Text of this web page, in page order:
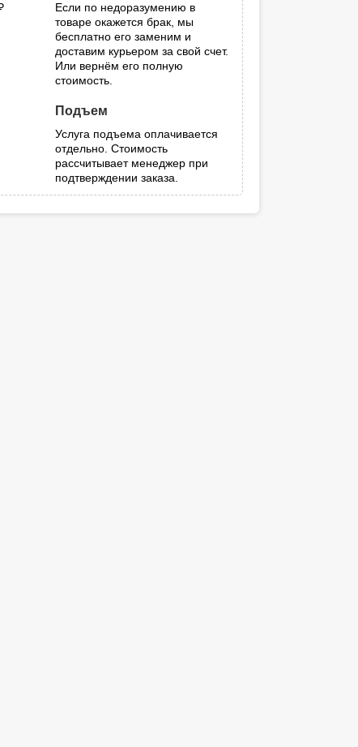
Если по недоразумению в
товаре окажется брак, мы
бесплатно его заменим и
доставим курьером за свой счет.
Или вернём его полную
стоимость.
Подъем
Услуга подъема оплачивается
отдельно. Стоимость
рассчитывает менеджер при
подтверждении заказа.